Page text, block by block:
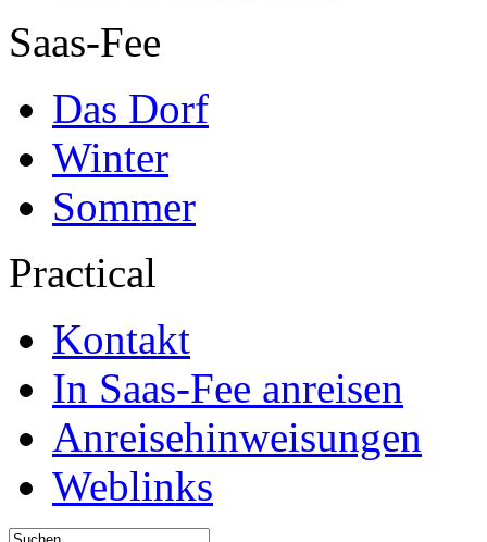
Saas-Fee
Das Dorf
Winter
Sommer
Practical
Kontakt
In Saas-Fee anreisen
Anreisehinweisungen
Weblinks